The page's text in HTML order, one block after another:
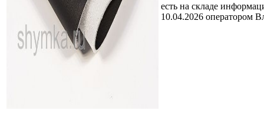
есть на складе
10.04.2026 оператором